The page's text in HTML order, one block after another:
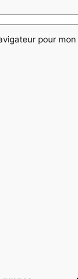
pour